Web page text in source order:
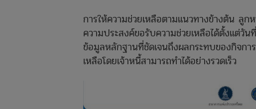
การให้ความช่วยเหลือตามแนวทางข้างต้น ลูก
ความประสงค์ขอรับความช่วยเหลือได้ตั้งแต่
ข้อมูลหลักฐานที่ชัดเจนถึงผลกระทบของกิจกา
เหลือโดยเจ้าหนี้สามารถทำได้อย่างรวดเร็ว